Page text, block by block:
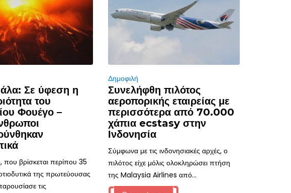
Σε ύφεση η
του
Φουέγο –
που βρίσκεται περίπου 35
της πρωτεύουσας
τις
Δημοφιλή
Συνελήφθη πιλότος
αεροπορικής εταιρείας με
περισσότερα από 70.000
χάπια ecstasy στην
Ινδονησία
Σύμφωνα με τις ινδονησιακές αρχές, ο
πιλότος είχε μόλις ολοκληρώσει πτήση
της Malaysia Airlines από...